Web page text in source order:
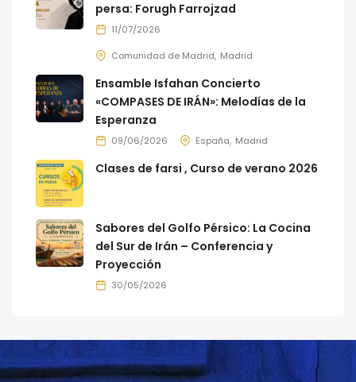
persa: Forugh Farrojzad
11/07/2026
Comunidad de Madrid Madrid
Ensamble Isfahan Concierto
«COMPASES DE IRÁN»: Melodías de la
Esperanza
09/06/2026 España Madrid
Clases de farsi , Curso de verano 2026
Sabores del Golfo Pérsico: La Cocina
del Sur de Irán – Conferencia y
Proyección
30/05/2026